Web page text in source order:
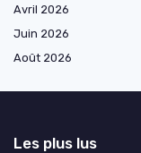
Avril 2026
Juin 2026
Août 2026
Les plus lus